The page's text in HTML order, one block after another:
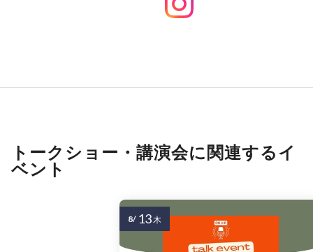
トークショー・講演会に関連するイ
ベント
8/ 13木